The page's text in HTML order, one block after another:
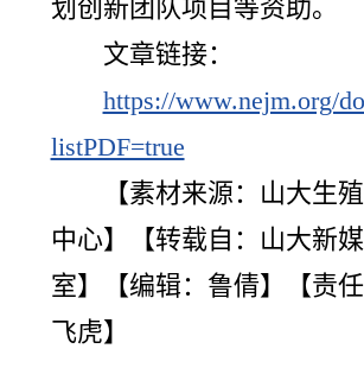
划创新团队项目等资助。
文章链接：
https://www.nejm.org/
listPDF=true
【素材来源：山大生
中心】【转载自：山大新
室】【编辑：鲁倩】【责
飞虎】